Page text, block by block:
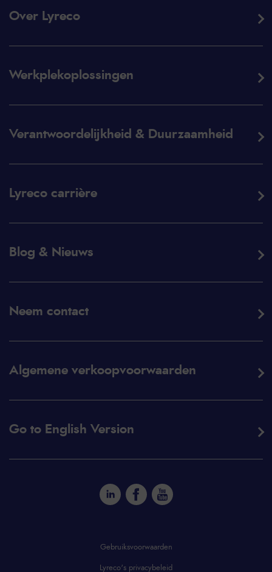
Over Lyreco
Werkplekoplossingen
Verantwoordelijkheid & Duurzaamheid
Lyreco carrière
Blog & Nieuws
Neem contact
Algemene verkoopvoorwaarden
Go to English Version
Gebruiksvoorwaarden
Lyreco's privacybeleid